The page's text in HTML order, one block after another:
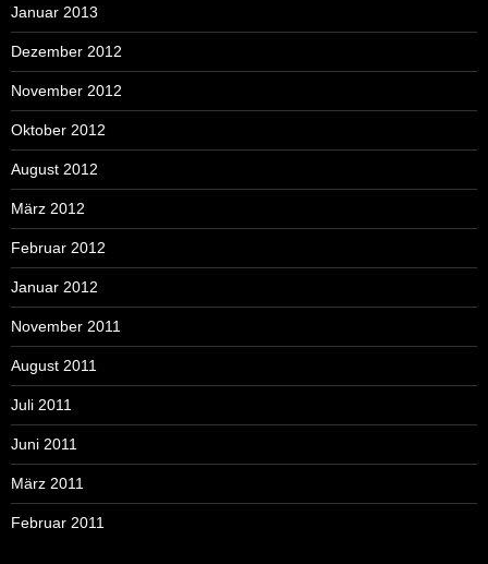
Januar 2013
Dezember 2012
November 2012
Oktober 2012
August 2012
März 2012
Februar 2012
Januar 2012
November 2011
August 2011
Juli 2011
Juni 2011
März 2011
Februar 2011